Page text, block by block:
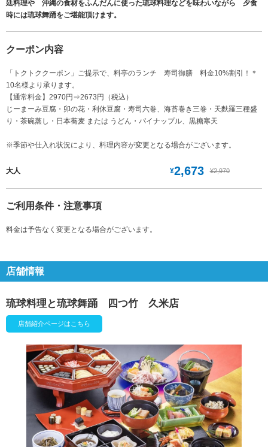
廷料理や 沖縄の食材をふんだんに使った琉球料理などを味わいながら 夕食
時には琉球舞踊をご堪能頂けます。
クーポン内容
「トクトククーポン」ご提示で、料亭のランチ 寿司御膳 料金10%割引！＊
10名様より承ります。
【通常料金】2970円⇒2673円（税込）
じーまーみ豆腐・卯の花・利休豆腐・寿司六巻、海苔巻き三巻・天麩羅三種盛
り・茶碗蒸し・日本蕎麦 または うどん・パイナップル、黒糖寒天
※季節や仕入れ状況により、料理内容が変更となる場合がございます。
大人 ¥2,673 ¥2,970
ご利用条件・注意事項
料金は予告なく変更となる場合がございます。
店舗情報
琉球料理と琉球舞踊 四つ竹 久米店
店舗紹介ページはこちら